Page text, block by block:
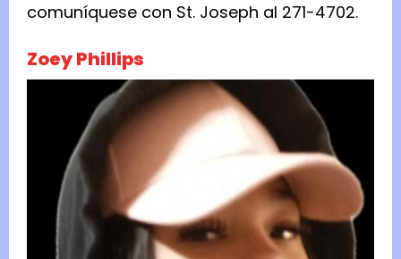
comuníquese con St. Joseph al 271-4702.
Zoey Phillips